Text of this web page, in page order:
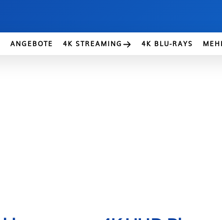
ANGEBOTE 4K STREAMING 4K BLU-RAYS